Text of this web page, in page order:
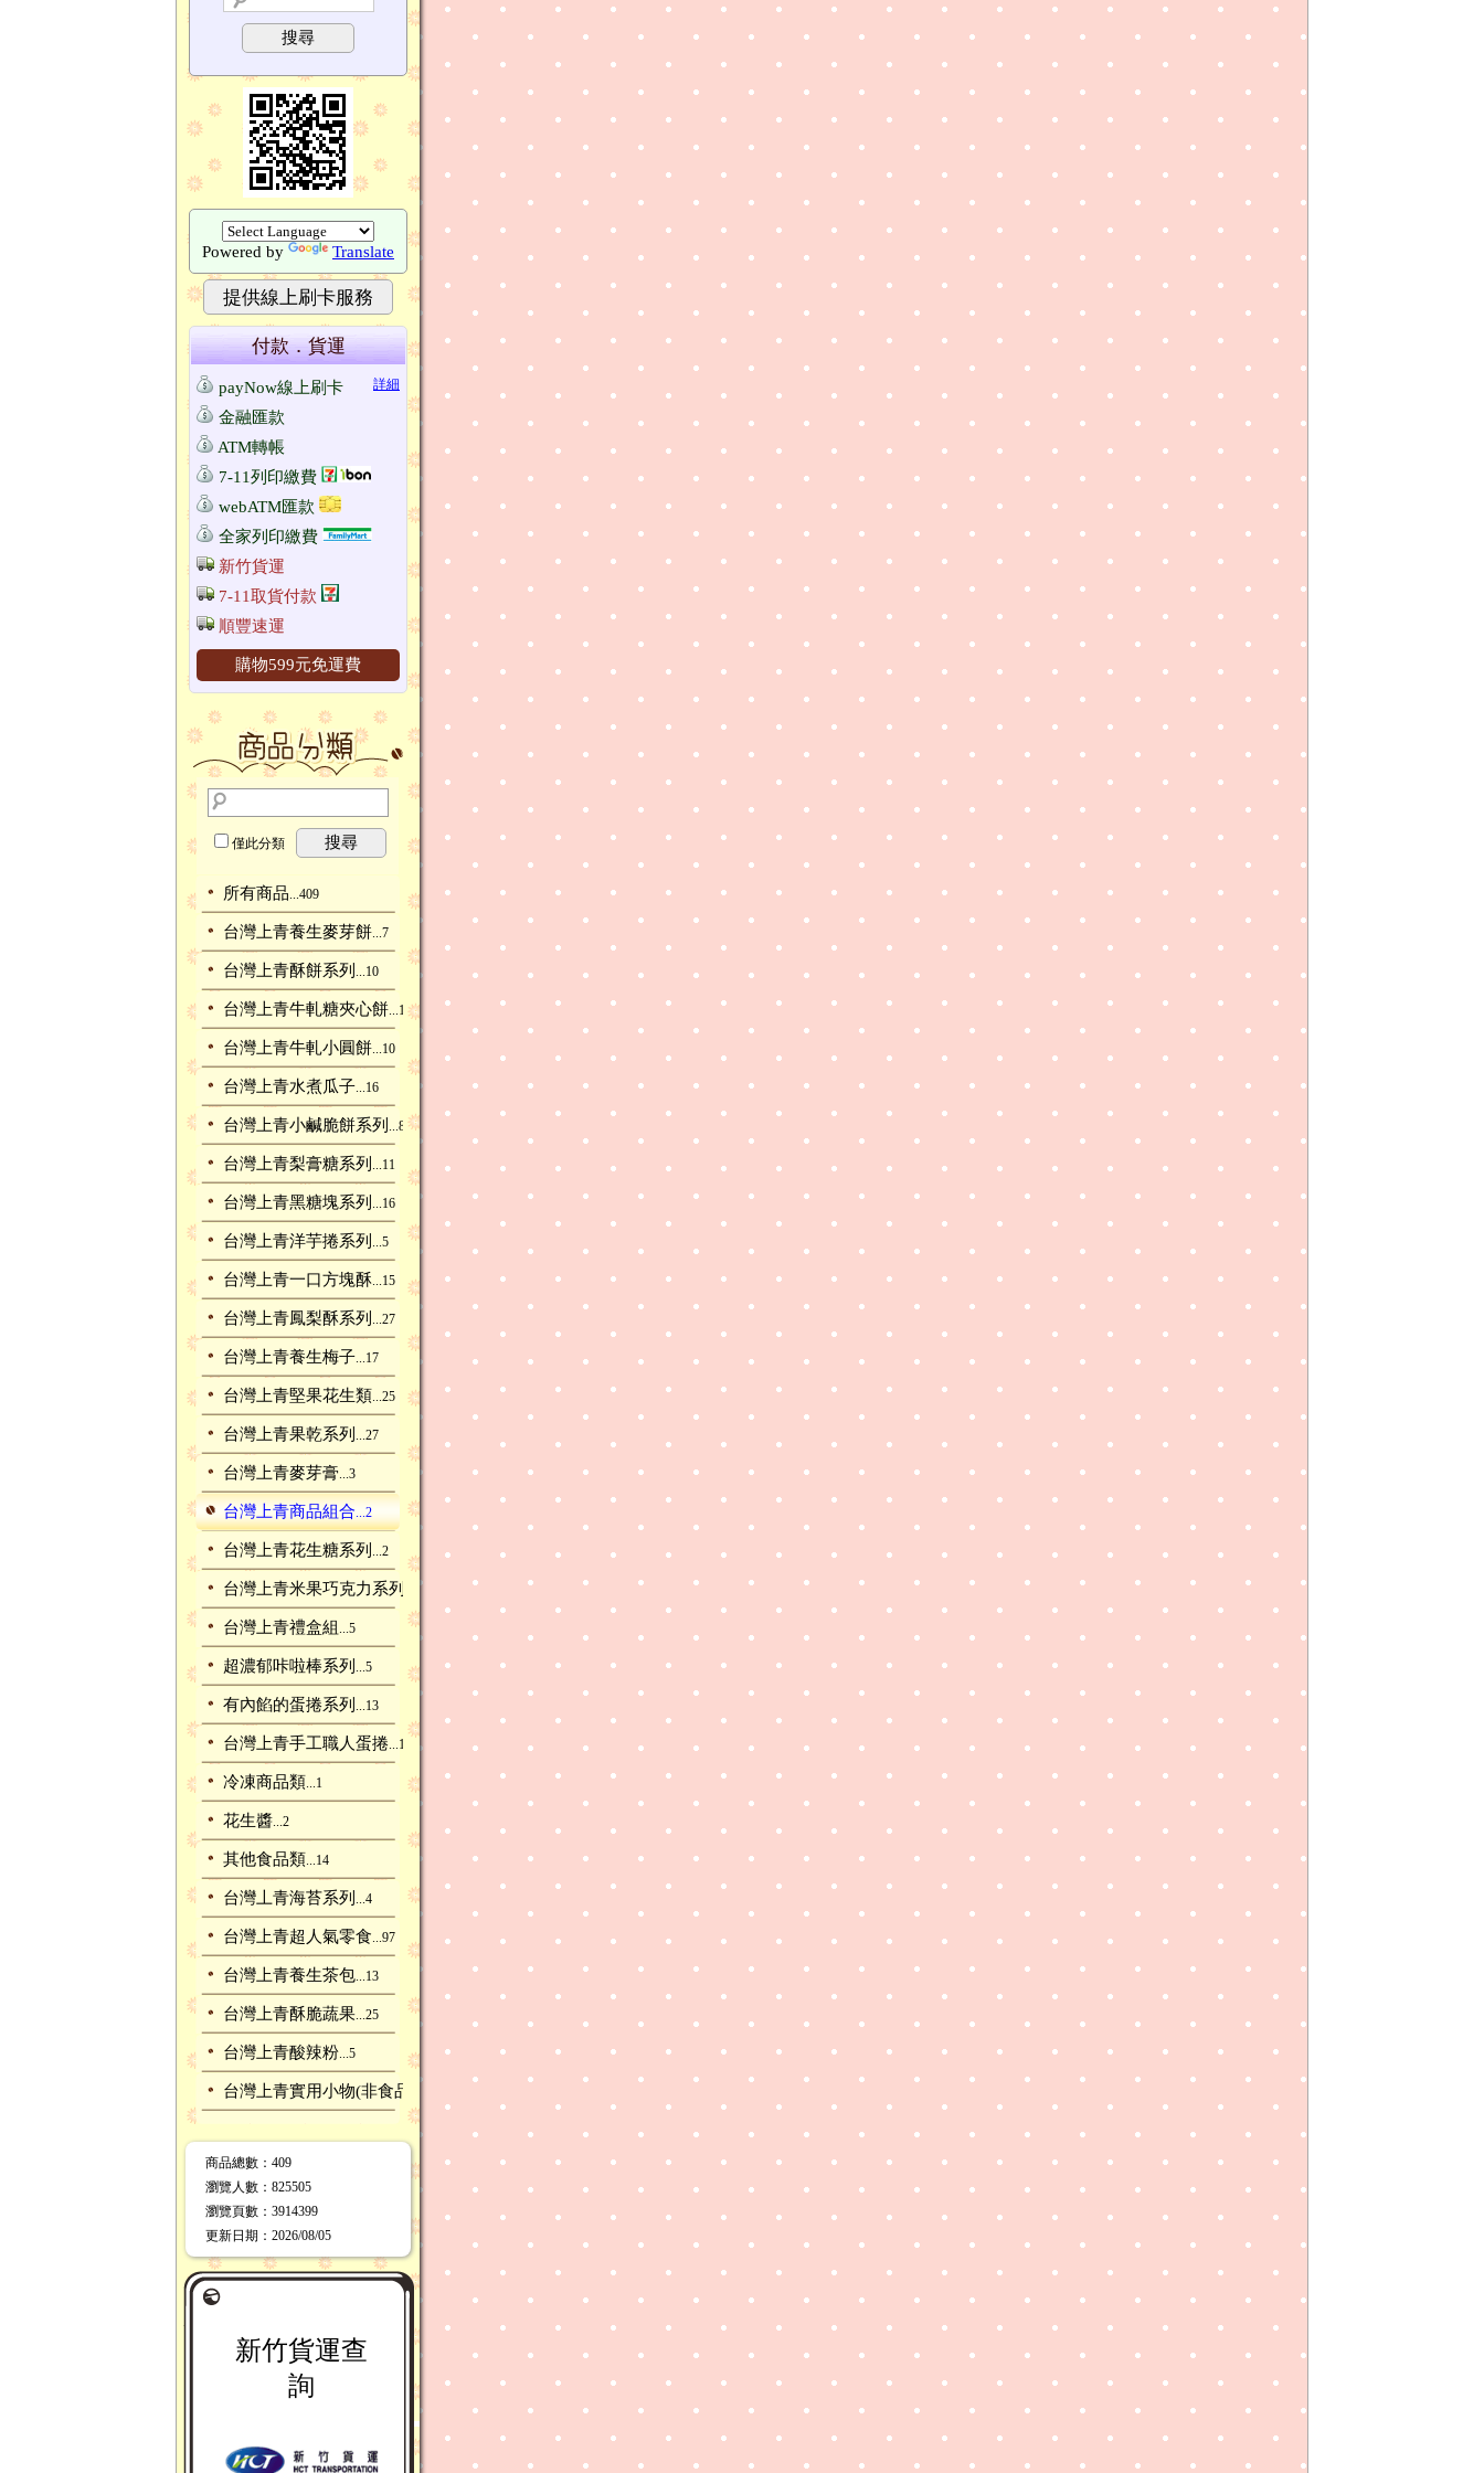
搜尋
Powered by Translate
提供線上刷卡服務
付款．貨運
詳細
payNow線上刷卡
金融匯款
ATM轉帳
7-11列印繳費
webATM匯款
全家列印繳費
新竹貨運
7-11取貨付款
順豐速運
購物599元免運費
僅此分類 搜尋
所有商品...409
台灣上青養生麥芽餅...7
台灣上青酥餅系列 ...10
台灣上青牛軋糖夾心餅...11
台灣上青牛軋小圓餅...10
台灣上青水煮瓜子...16
台灣上青小鹹脆餅系列 ...8
台灣上青梨膏糖系列 ...11
台灣上青黑糖塊系列 ...16
台灣上青洋芋捲系列 ...5
台灣上青一口方塊酥...15
台灣上青鳳梨酥系列 ...27
台灣上青養生梅子...17
台灣上青堅果花生類...25
台灣上青果乾系列 ...27
台灣上青麥芽膏...3
台灣上青商品組合...2
台灣上青花生糖系列 ...2
台灣上青米果巧克力系列 ...1
台灣上青禮盒組 ...5
超濃郁咔啦棒系列 ...5
有內餡的蛋捲系列 ...13
台灣上青手工職人蛋捲...11
冷凍商品類...1
花生醬...2
其他食品類...14
台灣丄青海苔系列 ...4
台灣上青超人氣零食...97
台灣上青養生茶包...13
台灣上青酥脆蔬果...25
台灣上青酸辣粉...5
台灣上青實用小物(非食品)
商品總數 ：409
瀏覽人數 ： 825505
瀏覽頁數 ： 3914399
更新日期 ：2026/08/05
新竹貨運查
詢